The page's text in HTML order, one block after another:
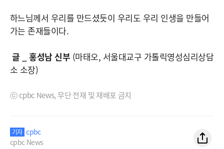
하느님께서 우리를 만드셨듯이 우리도 우리 인생을 만들어
가는 존재들이다.
글 _ 홍성남 신부 (마태오, 서울대교구 가톨릭영성심리상담
소 소장)
ⓒ cpbc News, 무단 전재 및 재배포 금지
기자 cpbc
cpbc News